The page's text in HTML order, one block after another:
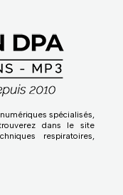
spécialisés,
dans le site
respiratoires,